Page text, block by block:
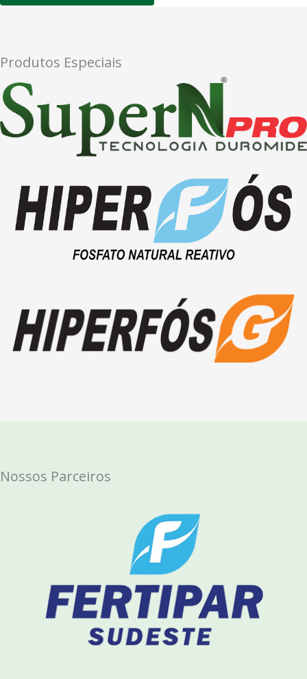
Produtos Especiais
Nossos Parceiros